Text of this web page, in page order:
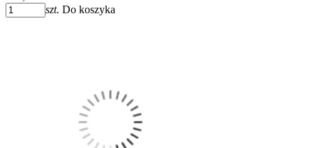
szt. Do koszyka